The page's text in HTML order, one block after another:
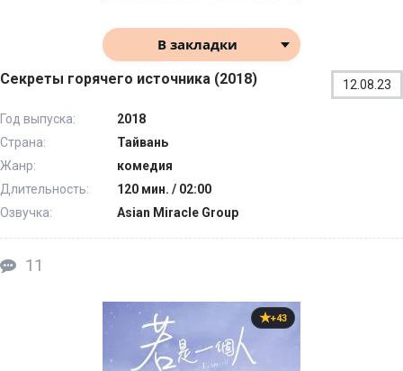
В закладки
Секреты горячего источника (2018) 12.08.23
Год выпуска:
2018
Страна:
Тайвань
Жанр:
комедия
Длительность:
120 мин. / 02:00
Озвучка:
Asian Miracle Group
11
+43